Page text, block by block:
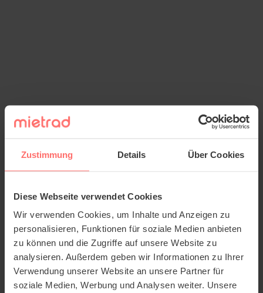
Zustimmung Details Über Cookies
Diese Webseite verwendet Cookies
Wir verwenden Cookies, um Inhalte und Anzeigen zu
personalisieren, Funktionen für soziale Medien anbieten
zu können und die Zugriffe auf unsere Website zu
analysieren. Außerdem geben wir Informationen zu Ihrer
Verwendung unserer Website an unsere Partner für
soziale Medien, Werbung und Analysen weiter. Unsere